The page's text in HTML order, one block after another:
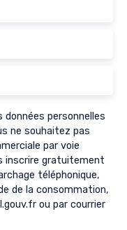
personnelles
ne souhaitez pas
par voie
inscrire gratuitement
téléphonique,
de la consommation,
ou par courrier